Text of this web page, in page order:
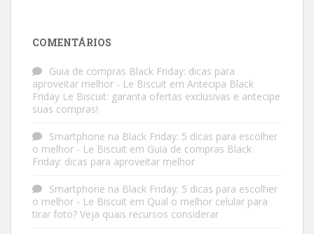
COMENTÁRIOS
Guia de compras Black Friday: dicas para
aproveitar melhor - Le Biscuit em Antecipa Black
Friday Le Biscuit: garanta ofertas exclusivas e antecipe
suas compras!
Smartphone na Black Friday: 5 dicas para escolher
o melhor - Le Biscuit em Guia de compras Black
Friday: dicas para aproveitar melhor
Smartphone na Black Friday: 5 dicas para escolher
o melhor - Le Biscuit em Qual o melhor celular para
tirar foto? Veja quais recursos considerar